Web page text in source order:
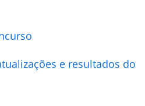
e resultados do